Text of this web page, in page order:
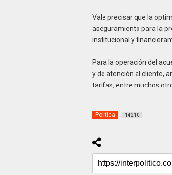
Vale precisar que la
aseguramiento para la
institucional y
Para la operación del
y de atención al cliente,
tarifas, entre muchos
Politica 14210